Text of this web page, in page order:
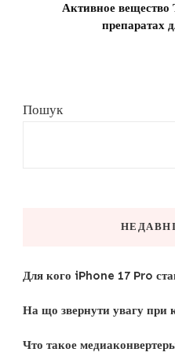
Активное вещество
препаратах
Пошук
Для кого iPhone 17 Pro
На що звернути увагу при
Что такое